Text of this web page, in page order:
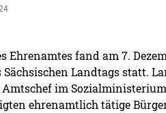
Ehrenamtes fand am 7.
Landtags statt.
im
ehrenamtlich tätige